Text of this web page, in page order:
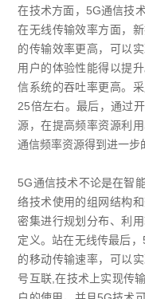
在技术方面，5G通信技
在无线传输效率方面，
的传输效率更高，可以
用户的体验性能得以提
信系统的吞吐率更高。
25倍左右。最后，通过
源，在提高频率资源利
通信频率资源得到进一步
5G通信技术不论是在智
络技术使用的组网结构
密集进行规划分布、利
定义。站在无线传最后
的移动传输速率，可以
号互联,在技术上实现传